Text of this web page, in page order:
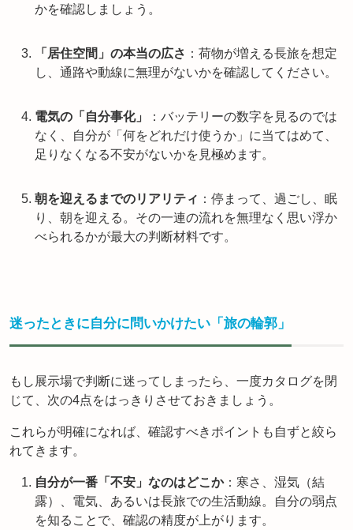
かを確認しましょう。
「居住空間」の本当の広さ ：荷物が増える長旅を想定
し、通路や動線に無理がないかを確認してください。
電気の「自分事化」
：バッテリーの数字を見るのでは
なく、自分が「何をどれだけ使うか」に当てはめて、
足りなくなる不安がないかを見極めます。
朝を迎えるまでのリアリティ ：停まって、過ごし、眠
り、朝を迎える。その一連の流れを無理なく思い浮か
べられるかが最大の判断材料です。
迷ったときに自分に問いかけたい「旅の輪郭」
もし展示場で判断に迷ってしまったら、一度カタログを閉
じて、次の4点をはっきりさせておきましょう。
これらが明確になれば、確認すべきポイントも自ずと絞ら
れてきます。
自分が一番「不安」なのはどこか：寒さ、湿気（結
露）、電気、あるいは長旅での生活動線。自分の弱点
を知ることで、確認の精度が上がります。